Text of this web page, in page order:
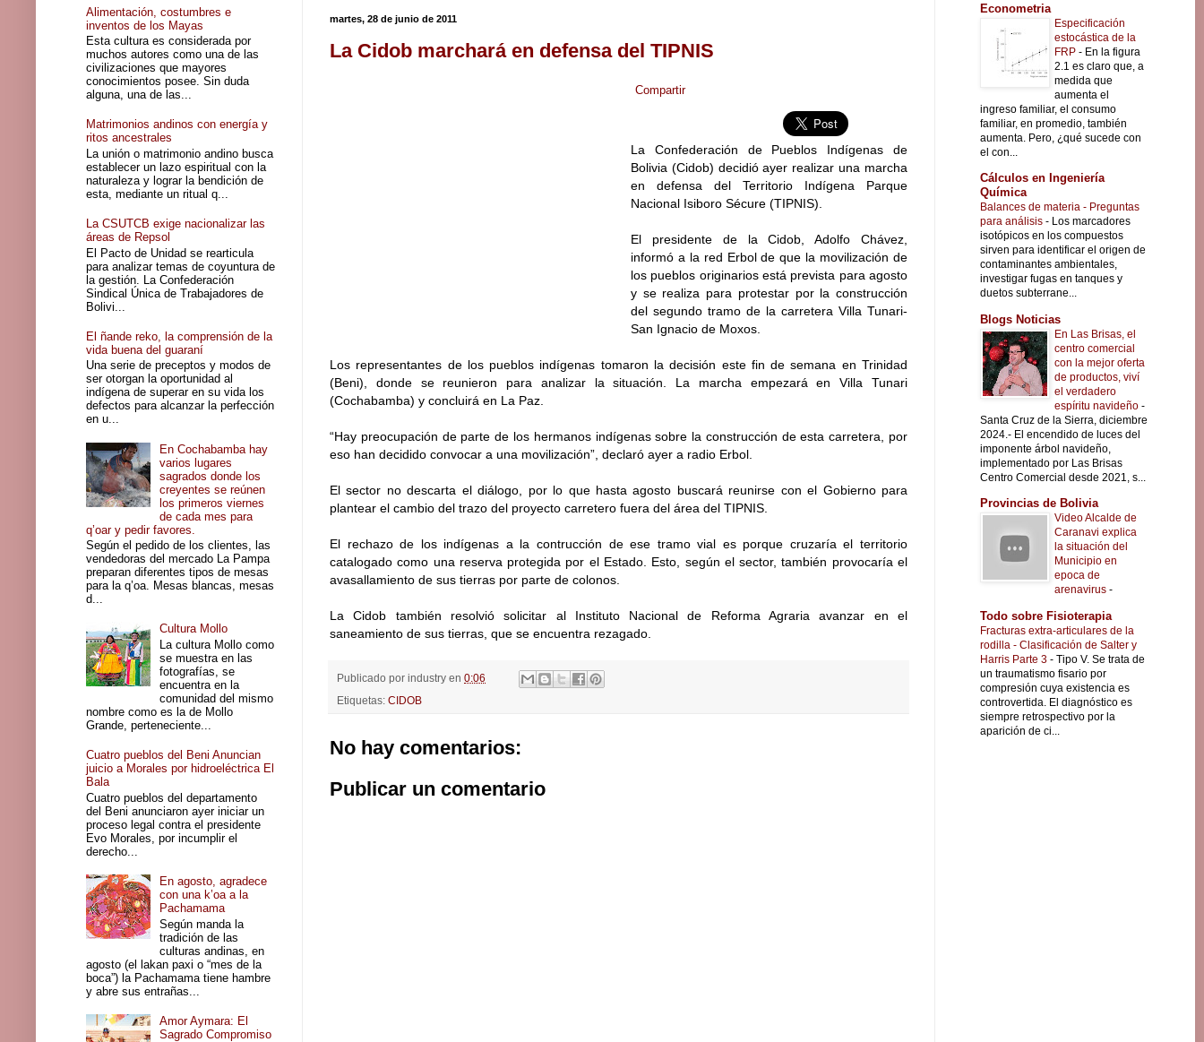
martes, 28 de junio de 2011
La Cidob marchará en defensa del TIPNIS
Compartir
La Confederación de Pueblos Indígenas de
Bolivia (Cidob) decidió ayer realizar una marcha
en defensa del Territorio Indígena Parque
Nacional Isiboro Sécure (TIPNIS).
El presidente de la Cidob, Adolfo Chávez,
informó a la red Erbol de que la movilización de
los pueblos originarios está prevista para agosto
y se realiza para protestar por la construcción
del segundo tramo de la carretera Villa Tunari-
San Ignacio de Moxos.
Los representantes de los pueblos indígenas tomaron la decisión este fin de semana en Trinidad
(Beni), donde se reunieron para analizar la situación. La marcha empezará en Villa Tunari
(Cochabamba) y concluirá en La Paz.
“Hay preocupación de parte de los hermanos indígenas sobre la construcción de esta carretera, por
eso han decidido convocar a una movilización”, declaró ayer a radio Erbol.
El sector no descarta el diálogo, por lo que hasta agosto buscará reunirse con el Gobierno para
plantear el cambio del trazo del proyecto carretero fuera del área del TIPNIS.
El rechazo de los indígenas a la contrucción de ese tramo vial es porque cruzaría el territorio
catalogado como una reserva protegida por el Estado. Esto, según el sector, también provocaría el
avasallamiento de sus tierras por parte de colonos.
La Cidob también resolvió solicitar al Instituto Nacional de Reforma Agraria avanzar en el
saneamiento de sus tierras, que se encuentra rezagado.
Publicado por industry en 0:06
Etiquetas: CIDOB
No hay comentarios:
Publicar un comentario
Alimentación, costumbres e
inventos de los Mayas
Esta cultura es considerada por
muchos autores como una de las
civilizaciones que mayores
conocimientos posee. Sin duda
alguna, una de las...
Matrimonios andinos con energía y
ritos ancestrales
La unión o matrimonio andino busca
establecer un lazo espiritual con la
naturaleza y lograr la bendición de
esta, mediante un ritual q...
La CSUTCB exige nacionalizar las
áreas de Repsol
El Pacto de Unidad se rearticula
para analizar temas de coyuntura de
la gestión. La Confederación
Sindical Única de Trabajadores de
Bolivi...
El ñande reko, la comprensión de la
vida buena del guaraní
Una serie de preceptos y modos de
ser otorgan la oportunidad al
indígena de superar en su vida los
defectos para alcanzar la perfección
en u...
En Cochabamba hay
varios lugares
sagrados donde los
creyentes se reúnen
los primeros viernes
de cada mes para
q’oar y pedir favores.
Según el pedido de los clientes, las
vendedoras del mercado La Pampa
preparan diferentes tipos de mesas
para la q’oa. Mesas blancas, mesas
d...
Cultura Mollo
La cultura Mollo como
se muestra en las
fotografías, se
encuentra en la
comunidad del mismo
nombre como es la de Mollo
Grande, perteneciente...
Cuatro pueblos del Beni Anuncian
juicio a Morales por hidroeléctrica El
Bala
Cuatro pueblos del departamento
del Beni anunciaron ayer iniciar un
proceso legal contra el presidente
Evo Morales, por incumplir el
derecho...
En agosto, agradece
con una k’oa a la
Pachamama
Según manda la
tradición de las
culturas andinas, en
agosto (el lakan paxi o “mes de la
boca”) la Pachamama tiene hambre
y abre sus entrañas...
Amor Aymara: El
Sagrado Compromiso
Econometria
Especificación
estocástica de la
FRP - En la figura
2.1 es claro que, a
medida que
aumenta el
ingreso familiar, el consumo
familiar, en promedio, también
aumenta. Pero, ¿qué sucede con
el con...
Cálculos en Ingeniería
Química
Balances de materia - Preguntas
para análisis - Los marcadores
isotópicos en los compuestos
sirven para identificar el origen de
contaminantes ambientales,
investigar fugas en tanques y
duetos subterrane...
Blogs Noticias
En Las Brisas, el
centro comercial
con la mejor oferta
de productos, viví
el verdadero
espíritu navideño -
Santa Cruz de la Sierra, diciembre
2024.- El encendido de luces del
imponente árbol navideño,
implementado por Las Brisas
Centro Comercial desde 2021, s...
Provincias de Bolivia
Video Alcalde de
Caranavi explica
la situación del
Municipio en
epoca de
arenavirus -
Todo sobre Fisioterapia
Fracturas extra-articulares de la
rodilla - Clasificación de Salter y
Harris Parte 3 - Tipo V. Se trata de
un traumatismo fisario por
compresión cuya existencia es
controvertida. El diagnóstico es
siempre retrospectivo por la
aparición de ci...